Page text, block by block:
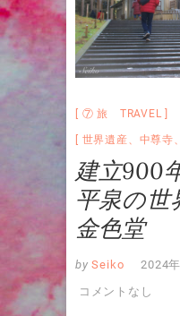
⑦ 旅 TRAVEL
世界遺産、 中尊寺、
建立900
平泉の世
金色堂
by Seiko
2024
コメントなし